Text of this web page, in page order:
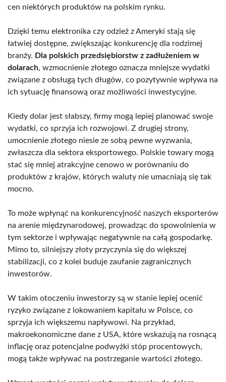
cen niektórych produktów na polskim rynku.
Dzięki temu elektronika czy odzież z Ameryki stają się
łatwiej dostępne, zwiększając konkurencję dla rodzimej
branży. Dla polskich przedsiębiorstw z zadłużeniem w
dolarach, wzmocnienie złotego oznacza mniejsze wydatki
związane z obsługą tych długów, co pozytywnie wpływa na
ich sytuację finansową oraz możliwości inwestycyjne.
Kiedy dolar jest słabszy, firmy mogą lepiej planować swoje
wydatki, co sprzyja ich rozwojowi. Z drugiej strony,
umocnienie złotego niesie ze sobą pewne wyzwania,
zwłaszcza dla sektora eksportowego. Polskie towary mogą
stać się mniej atrakcyjne cenowo w porównaniu do
produktów z krajów, których waluty nie umacniają się tak
mocno.
To może wpłynąć na konkurencyjność naszych eksporterów
na arenie międzynarodowej, prowadząc do spowolnienia w
tym sektorze i wpływając negatywnie na całą gospodarkę.
Mimo to, silniejszy złoty przyczynia się do większej
stabilizacji, co z kolei buduje zaufanie zagranicznych
inwestorów.
W takim otoczeniu inwestorzy są w stanie lepiej ocenić
ryzyko związane z lokowaniem kapitału w Polsce, co
sprzyja ich większemu napływowi. Na przykład,
makroekonomiczne dane z USA, które wskazują na rosnącą
inflację oraz potencjalne podwyżki stóp procentowych,
mogą także wpływać na postrzeganie wartości złotego.